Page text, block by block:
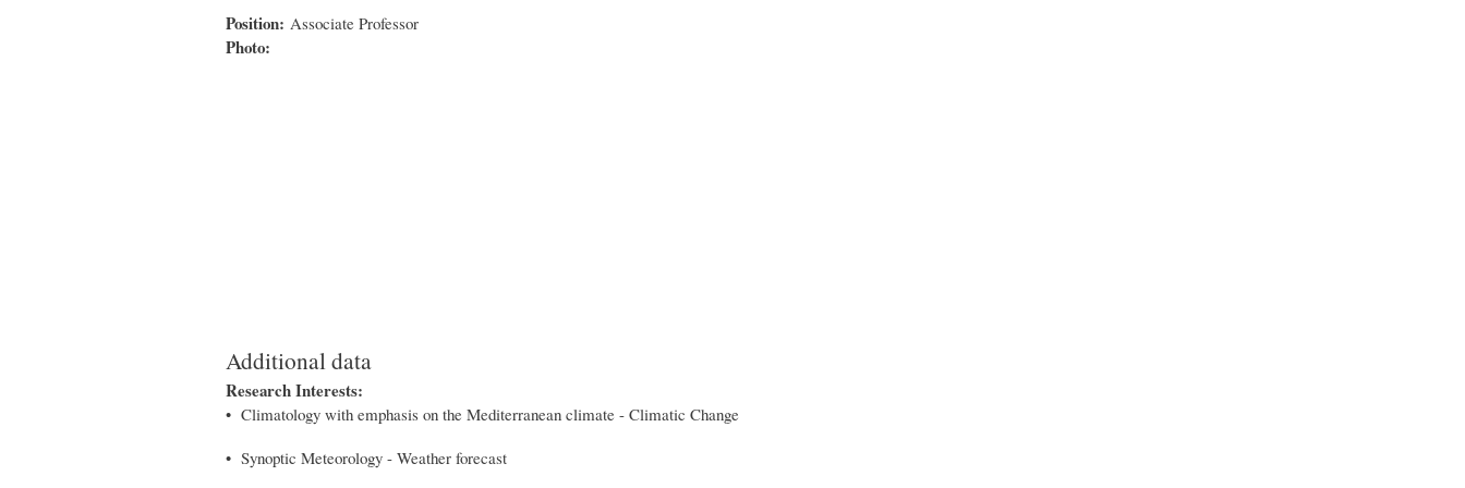
Position: Associate Professor
Photo:
Additional data
Research Interests:
• Climatology with emphasis on the Mediterranean climate - Climatic Change
• Synoptic Meteorology - Weather forecast